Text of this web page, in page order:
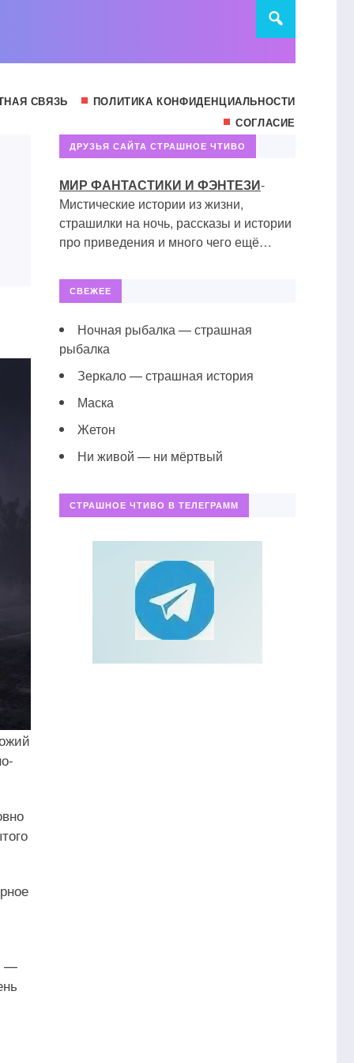
СВЯЗЬ
ПОЛИТИКА КОНФИДЕНЦИАЛЬНОСТИ
СОГЛАСИЕ
—
ДРУЗЬЯ САЙТА СТРАШНОЕ ЧТИВО
МИР ФАНТАСТИКИ И ФЭНТЕЗИ-
Мистические истории из жизни,
страшилки на ночь, рассказы и истории
про приведения и много чего ещё…
СВЕЖЕЕ
Ночная рыбалка — страшная
рыбалка
Зеркало — страшная история
Маска
Жетон
Ни живой — ни мёртвый
СТРАШНОЕ ЧТИВО В ТЕЛЕГРАММ